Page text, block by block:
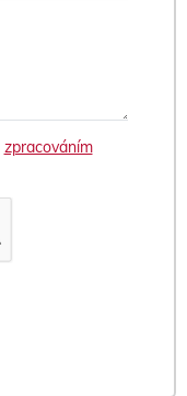
zpracováním